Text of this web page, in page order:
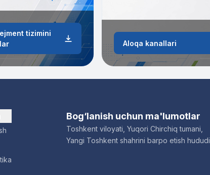
tizimini
Aloqa kanallari
Bog‘lanish uchun ma'lumotlar
Toshkent viloyati, Yuqori Chirchiq tumani,
Yangi Toshkent shahrini barpo etish hududi